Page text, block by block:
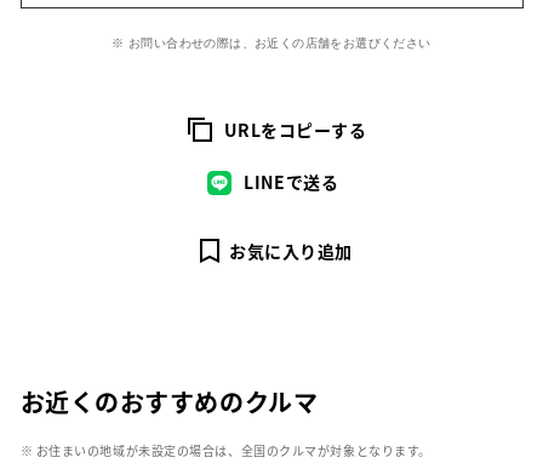
※ お問い合わせの際は、お近くの店舗をお選びください
URLをコピーする
LINEで送る
お気に入り追加
お近くのおすすめのクルマ
※ お住まいの地域が未設定の場合は、全国のクルマが対象となります。